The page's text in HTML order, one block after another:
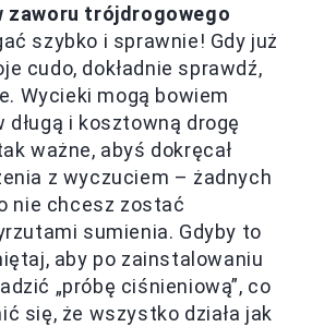
zaworu trójdrogowego
szybko i sprawnie! Gdy już
cudo, dokładnie sprawdź,
Wycieki mogą bowiem
i kosztowną drogę
ważne, abyś dokręcał
z wyczuciem – żadnych
nie chcesz zostać
sumienia. Gdyby to
aby po zainstalowaniu
„próbę ciśnieniową”, co
się, że wszystko działa jak